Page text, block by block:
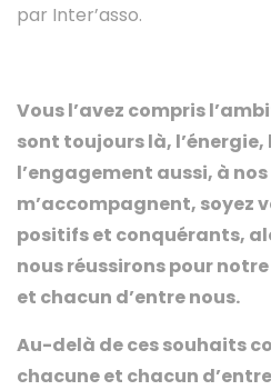
par Inter’asso.
Vous l’avez compris
sont toujours là,
l’engagement aussi, à
m’accompagnent, soyez
positifs et conquérants,
nous réussirons pour
et chacun d’entre nous.
Au-delà de ces souhaits
chacune et chacun